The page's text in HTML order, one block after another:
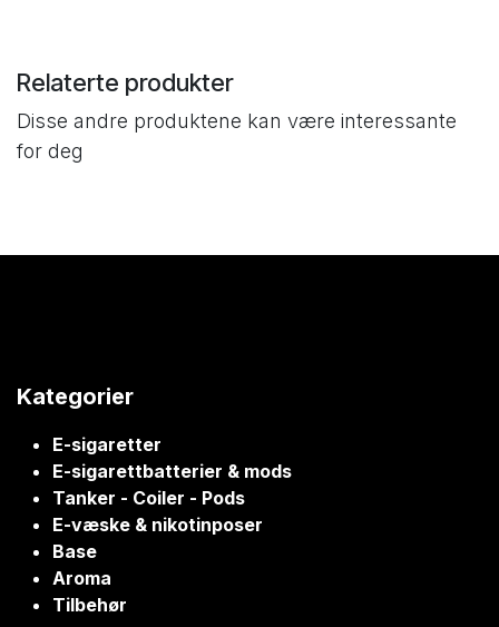
Relaterte produkter
Disse andre produktene kan være interessante
for deg
Kategorier
E-sigaretter
E-sigarettbatterier & mods
Tanker - Coiler - Pods
E-væske & nikotinposer
Base
Aroma
Tilbehør